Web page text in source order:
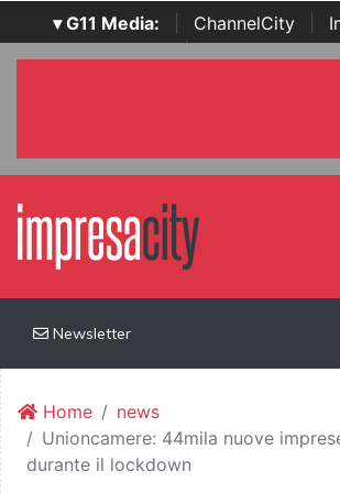
▾ G11 Media: ChannelCity
SecurityOpenLab | Italian Channel
Newsletter
Home
news
Unioncamere: 44mila nuove
durante il lockdown